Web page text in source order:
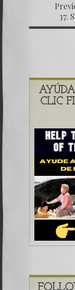
37.
pasando
CLIC